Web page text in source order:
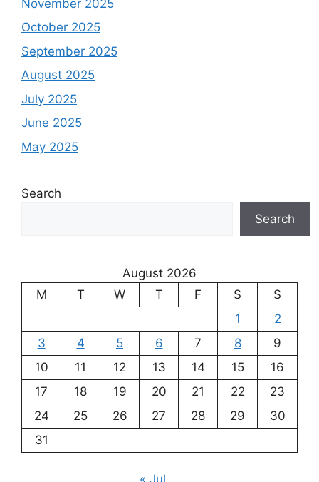
November 2025
October 2025
September 2025
August 2025
July 2025
June 2025
May 2025
Search
Search
August 2026
M
T W T F S
S
1
2
3
4 5 6 7 8
9
10
11 12 13 14 15
16
17
18 19 20 21 22
23
24
25 26 27 28 29
30
31
« Jul